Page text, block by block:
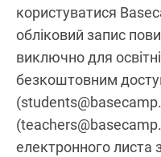
користуватися
обліковий запис
виключно для
безкоштовним
електронного листа